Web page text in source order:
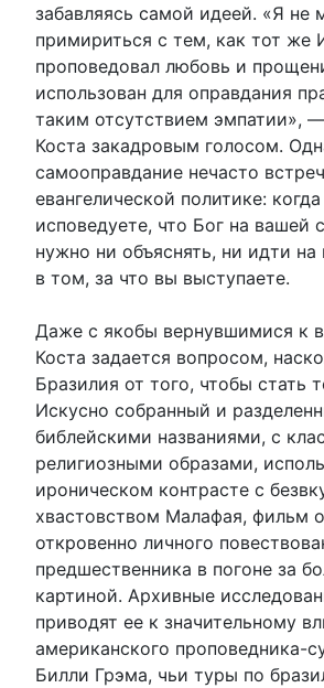
забавляясь самой идеей. «Я не
примириться с тем, как тот же
проповедовал любовь и
использован для оправдания
таким отсутствием эмпатии»,
Коста закадровым голосом.
самооправдание нечасто
евангелической политике:
исповедуете, что Бог на вашей
нужно ни объяснять, ни идти
в том, за что вы выступаете.
Даже с якобы вернувшимися к
Коста задается вопросом,
Бразилия от того, чтобы стать
Искусно собранный и
библейскими названиями, с
религиозными образами,
ироническом контрасте с
хвастовством Малафая, фильм
откровенно личного
предшественника в погоне за
картиной. Архивные
приводят ее к значительному
американского проповедника-
Билли Грэма, чьи туры по